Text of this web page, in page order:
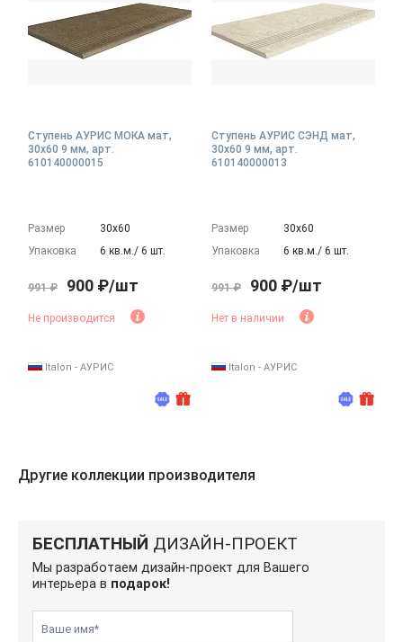
Ступень АУРИС МОКА мат,
30x60 9 мм, арт.
610140000015
Размер
30х60
Упаковка
6 кв.м./ 6 шт.
991 ₽ 900 ₽/шт
Не производится
Italon - АУРИС
Ступень АУРИС СЭНД мат,
30x60 9 мм, арт.
610140000013
Размер
30х60
Упаковка
6 кв.м./ 6 шт.
991 ₽ 900 ₽/шт
Нет в наличии
Italon - АУРИС
Другие коллекции производителя
БЕСПЛАТНЫЙ ДИЗАЙН-ПРОЕКТ
Мы разработаем дизайн-проект для Вашего
интерьера в подарок!